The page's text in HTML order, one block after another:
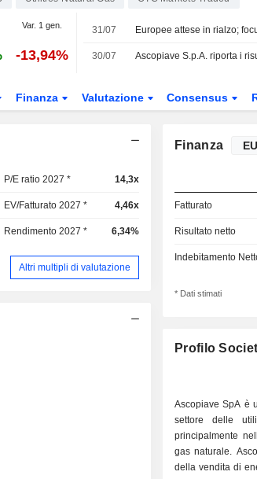
Var. 1 gen.
-13,94%
31/07 Europee attese in rialzo;
30/07
Finanza Valutazione Consensus
P/E ratio 2027 * 14,3x
EV/Fatturato 2027 * 4,46x
Rendimento 2027 * 6,34%
Altri multipli di valutazione
Finanza
Fatturato
Risultato netto
Indebitamento
* Dati stimati
Profilo
Ascopiave SpA è
settore delle
principalmente
gas naturale.
della vendita di